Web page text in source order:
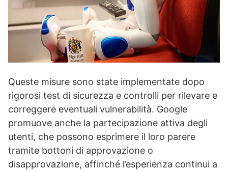
Queste misure sono state implementate dopo
rigorosi test di sicurezza e controlli per rilevare e
correggere eventuali vulnerabilità. Google
promuove anche la partecipazione attiva degli
utenti, che possono esprimere il loro parere
tramite bottoni di approvazione o
disapprovazione, affinché l’esperienza continui a